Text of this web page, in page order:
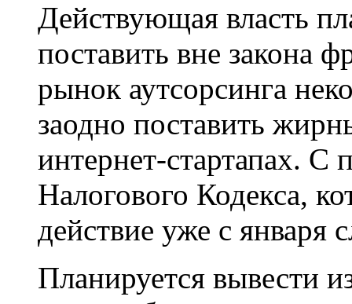
Действующая власть
поставить вне закона
рынок аутсорсинга
заодно поставить
интернет-стартапах.
Налогового Кодекса,
действие уже с января
Планируется вывести